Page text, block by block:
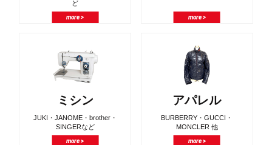
ど
more > more >
ミシン
JUKI・JANOME・brother・
SINGERなど
more >
アパレル
BURBERRY・GUCCI・
MONCLER 他
more >